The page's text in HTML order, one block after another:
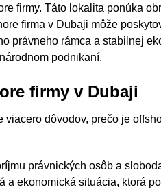
firmy. Táto lokalita ponúka
firma v Dubaji môže
právneho rámca a stabilnej
podnikaní.
firmy v Dubaji
viacero dôvodov, prečo je
právnických osôb a
a ekonomická situácia, ktorá